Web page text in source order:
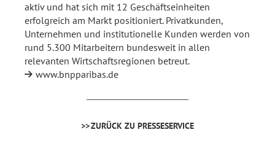
aktiv und hat sich mit 12 Geschäftseinheiten
erfolgreich am Markt positioniert. Privatkunden,
Unternehmen und institutionelle Kunden werden von
rund 5.300 Mitarbeitern bundesweit in allen
relevanten Wirtschaftsregionen betreut.
www.bnpparibas.de
ZURÜCK ZU PRESSESERVICE